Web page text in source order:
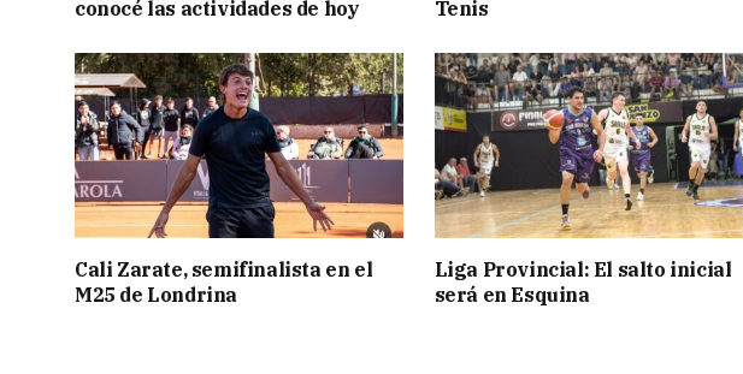
conocé las actividades de hoy
Tenis
Cali Zarate, semifinalista en el
M25 de Londrina
Liga Provincial: El salto inicial
será en Esquina